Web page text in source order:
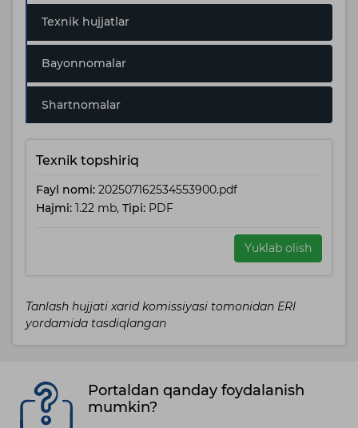
Texnik hujjatlar
Bayonnomalar
Shartnomalar
Texnik topshiriq
Fayl nomi: 202507162534553900.pdf
Hajmi: 1.22 mb, Tipi: PDF
Yuklab olish
Tanlash hujjati xarid komissiyasi tomonidan ERI
yordamida tasdiqlangan
Portaldan qanday foydalanish
mumkin?